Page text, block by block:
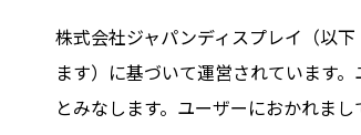
株式会社ジャパンディスプレイ（以
ます）に基づいて運営されています
とみなします。ユーザーにおかれま